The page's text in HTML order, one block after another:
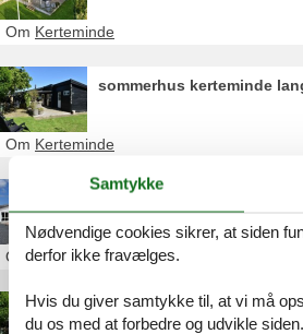
Om Kerteminde
sommerhus kerteminde
Om Kerteminde
sommerhus kerteminde uge
OmKerteminde
sommerhus kerteminde
Samtykke
Nødvendige cookies sikrer, at siden
derfor ikke fravælges.
Hvis du giver samtykke til, at vi må
du os med at forbedre og udvikle